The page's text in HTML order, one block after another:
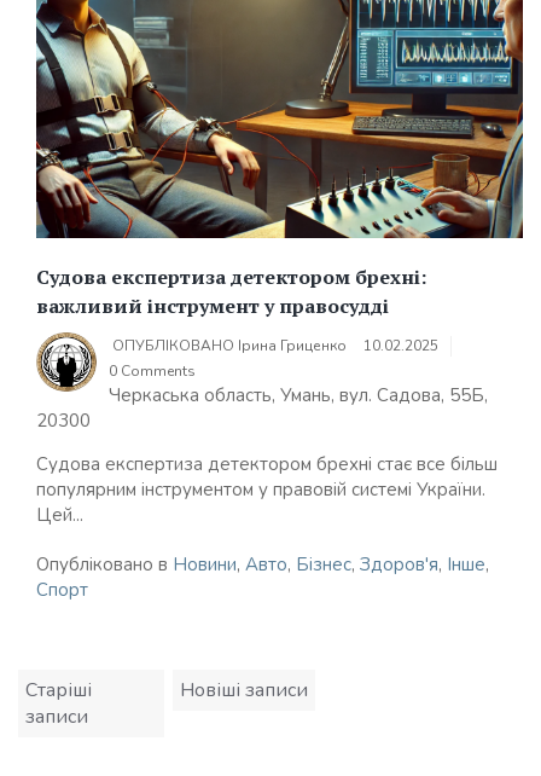
Судова експертиза детектором брехні:
важливий інструмент у правосудді
ОПУБЛІКОВАНО Ірина Гриценко
10.02.2025
0 Comments
Черкаська область, Умань, вул. Садова, 55Б,
20300
Судова експертиза детектором брехні стає все більш
популярним інструментом у правовій системі України.
Цей...
Опубліковано в Новини, Авто, Бізнес, Здоров'я, Інше,
Спорт
Навігація
за
Старіші
записи
Новіші записи